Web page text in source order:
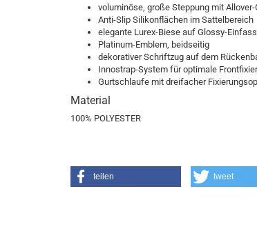
Samshield H/W 2023
Le Mieux Horsefashion
voluminöse, große Steppung mit
Anti-Slip Silikonflächen im Sattelbereich
elegante Lurex-Biese auf Glossy-
Platinum-Emblem, beidseitig
dekorativer Schriftzug auf dem
Innostrap-System für optimale
Gurtschlaufe mit dreifacher
Material
100% POLYESTER
teilen tweet